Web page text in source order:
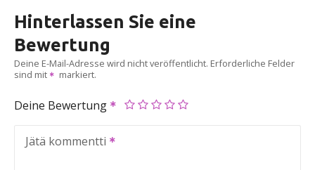
Hinterlassen Sie eine
Bewertung
Deine E-Mail-Adresse wird nicht veröffentlicht. Erforderliche Felder
sind mit
markiert.
Deine Bewertung
Jätä kommentti